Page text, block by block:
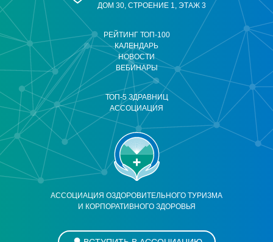
АССОЦИАЦИЯ ОЗДОРОВИТЕЛЬНОГО ТУРИЗМА
И КОРПОРАТИВНОГО ЗДОРОВЬЯ
РЕЙТИНГ ТОП-100
КАЛЕНДАРЬ
НОВОСТИ
ВЕБИНАРЫ
ТОП-5 ЗДРАВНИЦ
АССОЦИАЦИЯ
ДОМ 30, СТРОЕНИЕ 1, ЭТАЖ 3